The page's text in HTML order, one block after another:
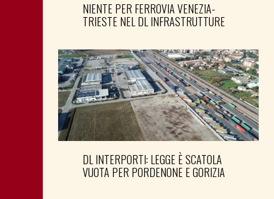
NIENTE PER FERROVIA VENEZIA-
TRIESTE NEL DL INFRASTRUTTURE
DL INTERPORTI: LEGGE È SCATOLA
VUOTA PER PORDENONE E GORIZIA